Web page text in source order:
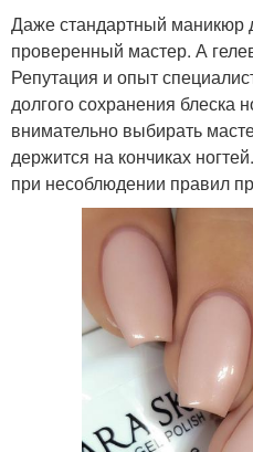
Даже стандартный
проверенный мастер. А
Репутация и опыт
долгого сохранения блеска
внимательно выбирать
держится на кончиках
при несоблюдении правил